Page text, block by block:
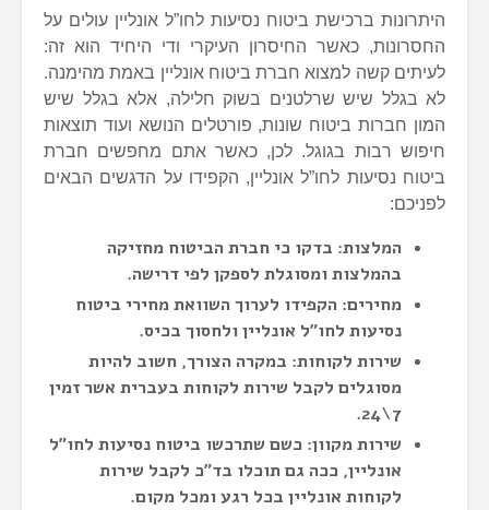
היתרונות ברכישת ביטוח נסיעות לחו”ל אונליין עולים על
החסרונות, כאשר החיסרון העיקרי ודי היחיד הוא זה:
לעיתים קשה למצוא חברת ביטוח אונליין באמת מהימנה.
לא בגלל שיש שרלטנים בשוק חלילה, אלא בגלל שיש
המון חברות ביטוח שונות, פורטלים הנושא ועוד תוצאות
חיפוש רבות בגוגל. לכן, כאשר אתם מחפשים חברת
ביטוח נסיעות לחו”ל אונליין, הקפידו על הדגשים הבאים
לפניכם:
המלצות: בדקו כי חברת הביטוח מחזיקה
בהמלצות ומסוגלת לספקן לפי דרישה.
מחירים: הקפידו לערוך השוואת מחירי ביטוח
נסיעות לחו”ל אונליין ולחסוך בכיס.
שירות לקוחות: במקרה הצורך, חשוב להיות
מסוגלים לקבל שירות לקוחות בעברית אשר זמין
7\24.
שירות מקוון: כשם שתרכשו ביטוח נסיעות לחו”ל
אונליין, ככה גם תוכלו בד”כ לקבל שירות
לקוחות אונליין בכל רגע ומכל מקום.